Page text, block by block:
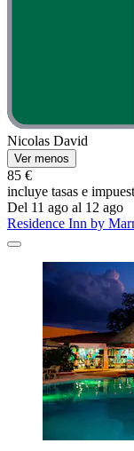
Nicolas David
Ver menos
85 €
incluye tasas e
Del 11 ago al 12 ago
Residence Inn by